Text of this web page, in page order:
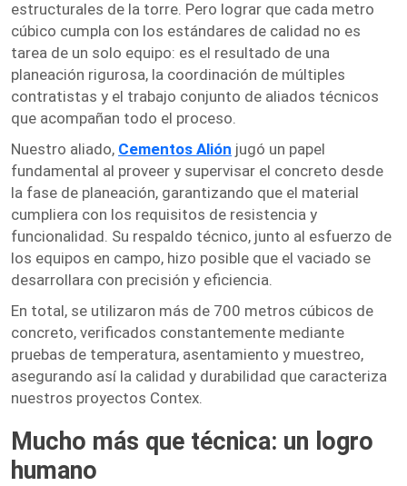
estructurales de la torre. Pero lograr que cada metro
cúbico cumpla con los estándares de calidad no es
tarea de un solo equipo: es el resultado de una
planeación rigurosa, la coordinación de múltiples
contratistas y el trabajo conjunto de aliados técnicos
que acompañan todo el proceso.
Nuestro aliado, Cementos Alión jugó un papel
fundamental al proveer y supervisar el concreto desde
la fase de planeación, garantizando que el material
cumpliera con los requisitos de resistencia y
funcionalidad. Su respaldo técnico, junto al esfuerzo de
los equipos en campo, hizo posible que el vaciado se
desarrollara con precisión y eficiencia.
En total, se utilizaron más de 700 metros cúbicos de
concreto, verificados constantemente mediante
pruebas de temperatura, asentamiento y muestreo,
asegurando así la calidad y durabilidad que caracteriza
nuestros proyectos Contex.
Mucho más que técnica: un logro
humano